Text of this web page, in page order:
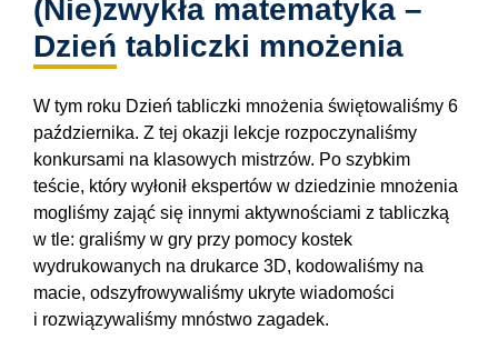
(Nie)zwykła matematyka –
Dzień tabliczki mnożenia
W tym roku Dzień tabliczki mnożenia świętowaliśmy 6
października. Z tej okazji lekcje rozpoczynaliśmy
konkursami na klasowych mistrzów. Po szybkim
teście, który wyłonił ekspertów w dziedzinie mnożenia
mogliśmy zająć się innymi aktywnościami z tabliczką
w tle: graliśmy w gry przy pomocy kostek
wydrukowanych na drukarce 3D, kodowaliśmy na
macie, odszyfrowywaliśmy ukryte wiadomości
i rozwiązywaliśmy mnóstwo zagadek.